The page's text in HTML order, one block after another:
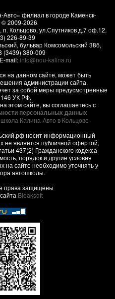
филиал в городе Каменск-
© 2009-2026
п. Кольцово, ул.Спутников д.7 оф.12,
226-89-39
, бульвар Комсомольский 38б,
(3439) 380-009
mail:info@nou-kalina.ru
на данном сайте, может быть
администрации сайта.
за собой меры предусмотренные
146 УК РФ.
этом сайте, вы соглашаетесь с
персональных данных
Калина-Авто в Кольцово
носит информационный
не является публичной офертой,
437(2) Гражданского кодекса
порядок и другие условия
на сайте необходимо уточнять у
автошколы.
права защищены
Bleaksoft